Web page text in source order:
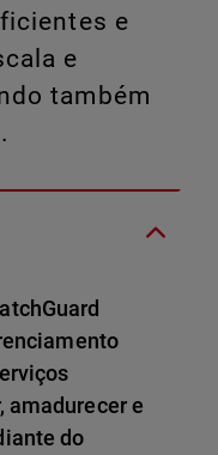
e
e
também
amadurecer e
do